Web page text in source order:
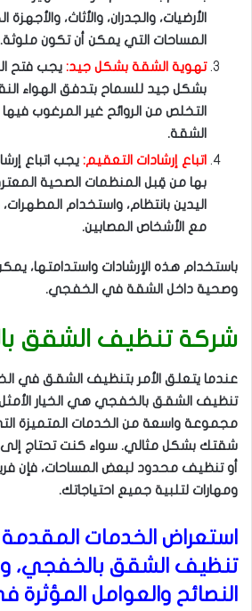
الأرضيات، والجدران، والأثاث،
المساحات التي يمكن أن تكون ملوثة.
تهوية الشقة بشكل جيد: يجب فتح
بشكل جيد للسماح بتدفق الهواء
التخلص من الروائح غير المرغوب
الشقة.
اتباع إرشادات التعقيم: يجب اتباع
بها من قِبل المنظمات الصحية
اليدين بانتظام، واستخدام
مع الأشخاص المصابين.
باستخدام هذه الإرشادات واستدامتها،
وصحية داخل الشقة في الخفجي.
شركة تنظيف الشقق
عندما يتعلق الأمر بتنظيف الشقق في
تنظيف الشقق بالخفجي هي الخيار
مجموعة واسعة من الخدمات المتميزة
شقتك بشكل مثالي. سواء كنت تحتاج
أو تنظيف محدود لبعض المساحات، فإن
ومهارات لتلبية جميع احتياجاتك.
استعراض الخدمات
تنظيف الشقق بالخفجي،
النصائح والعوامل المؤثرة